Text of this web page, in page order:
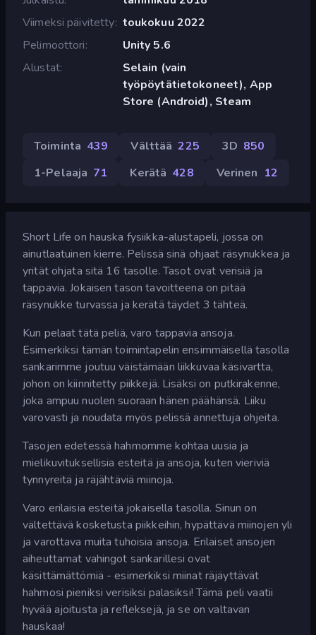
Viimeksi päivitetty toukokuu 2022
Pelimoottori
Unity 5.6
Alustat
Selain (vain
työpöytätietokoneet), App
Store (Android), Steam
Toiminta 439 Välttää 225 3D 850
1-Pelaaja 71 Kerätä 428 Verinen 12
Short Life on hauska fysiikka-alustapeli, jossa on
ainutlaatuinen kierre. Pelissä sinä ohjaat räsynukkea ja
yrität ohjata sitä 16 tasolle. Tasot ovat verisiä ja
tappavia. Jokaisen tason tavoitteena on pitää
räsynukke turvassa ja kerätä täydet 3 tähteä.
Kun pelaat tätä peliä, varo tappavia ansoja.
Esimerkiksi tämän toimintapelin ensimmäisellä tasolla
sankarimme joutuu väistämään liikkuvaa käsivartta,
johon on kiinnitetty piikkejä. Lisäksi on putkirakenne,
joka ampuu nuolen suoraan hänen päähänsä. Liiku
varovasti ja noudata myös pelissä annettuja ohjeita.
Tasojen edetessä hahmomme kohtaa uusia ja
mielikuvituksellisia esteitä ja ansoja, kuten vieriviä
tynnyreitä ja räjähtäviä miinoja.
Varo erilaisia esteitä jokaisella tasolla. Sinun on
vältettävä kosketusta piikkeihin, hypättävä miinojen yli
ja varottava muita tuhoisia ansoja. Erilaiset ansojen
aiheuttamat vahingot sankarillesi ovat
käsittämättömiä - esimerkiksi miinat räjäyttävät
hahmosi pieniksi verisiksi palasiksi! Tämä peli vaatii
hyvää ajoitusta ja refleksejä, ja se on valtavan
hauskaa!